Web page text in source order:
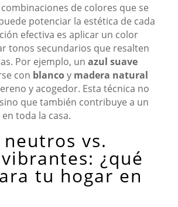
de colores que se
potenciar la estética de cada
efectiva es aplicar un color
tonos secundarios que resalten
Por ejemplo, unazul suave
con blancoy madera natural
y acogedor. Esta técnica no
que también contribuye a un
toda la casa.
vs.
¿qué
tu hogar en